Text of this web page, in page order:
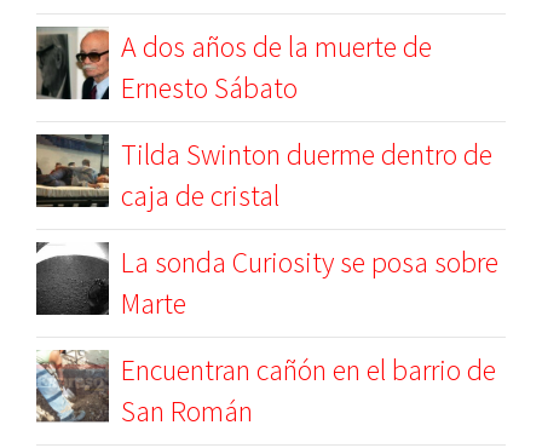
A dos años de la muerte de
Ernesto Sábato
Tilda Swinton duerme dentro de
caja de cristal
La sonda Curiosity se posa sobre
Marte
Encuentran cañón en el barrio de
San Román